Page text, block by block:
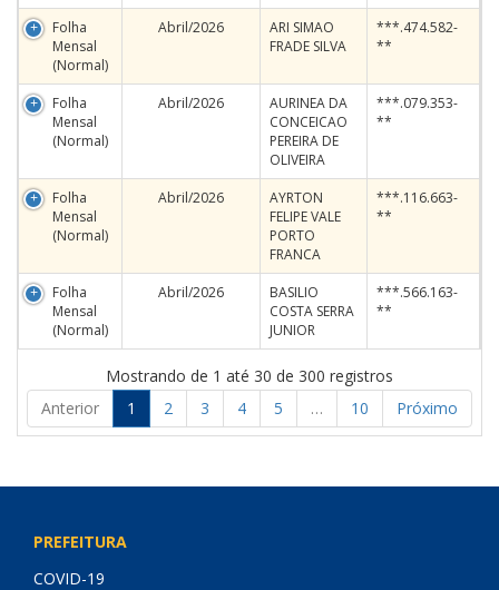
Folha
Mensal
(Normal)
Abril/2026
ARI SIMAO
FRADE SILVA
***.474.582-
**
Folha
Mensal
(Normal)
Abril/2026
AURINEA DA
CONCEICAO
PEREIRA DE
OLIVEIRA
***.079.353-
**
Folha
Mensal
(Normal)
Abril/2026
AYRTON
FELIPE VALE
PORTO
FRANCA
***.116.663-
**
Folha
Mensal
(Normal)
Abril/2026
BASILIO
COSTA SERRA
JUNIOR
***.566.163-
**
Mostrando de 1 até 30 de 300 registros
Anterior
1 2 3 4 5 … 10 Próximo
PREFEITURA
COVID-19